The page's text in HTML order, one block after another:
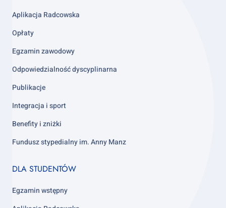
3
Aplikacja Radcowska
Opłaty
Egzamin zawodowy
Odpowiedzialność dyscyplinarna
Publikacje
Integracja i sport
Benefity i zniżki
Fundusz stypedialny im. Anny Manz
Footer
4
DLA STUDENTÓW
Egzamin wstępny